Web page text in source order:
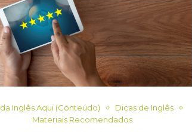
Inglês Aqui (Conteúdo)
Dicas de Inglês
Materiais Recomendados